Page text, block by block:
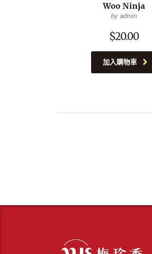
Woo Ninja
by admin
$20.00
加入購物車